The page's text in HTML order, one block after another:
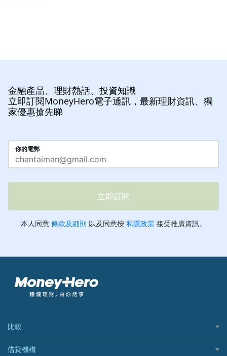
金融產品、理財熱話、投資知識
立即訂閱MoneyHero電子通訊，最新理財資訊、獨
家優惠搶先睇
比較
私人貸款比較
借貸機構